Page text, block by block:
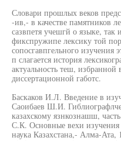
Словари прошлых веков
-ив,- в качестве памятников
сазвпетя учешгй о языке, так
фикспружипе лексику той
сопосгавпгельного изучения
п слагается история
актуальность теш, избранной
диссертационной габотс.
Баскаков И.Л. Введение в
Саоибаев Ш.И.
казахскому язнкознашш,
С.К. Основные вехи изучения
наука Казахстана,- Алма-Ата,